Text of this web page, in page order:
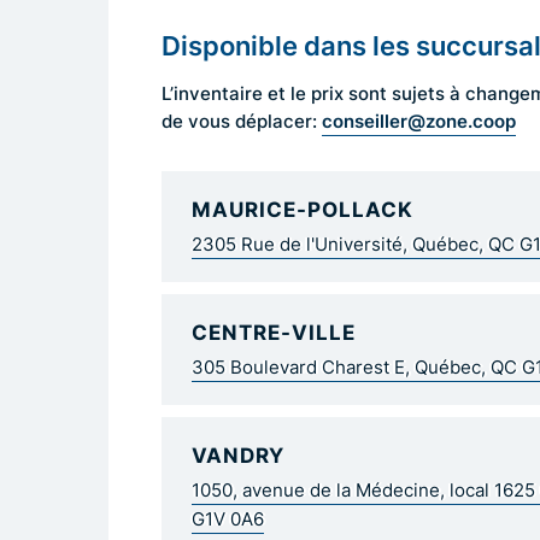
Disponible dans les
L’inventaire et le prix sont sujets à
de vous déplacer: conseiller@zone.coop
MAURICE-POLLACK
2305 Rue de l'Université, Québec, QC
CENTRE-VILLE
305 Boulevard Charest E, Québec, QC
VANDRY
1050, avenue de la Médecine, local
G1V 0A6